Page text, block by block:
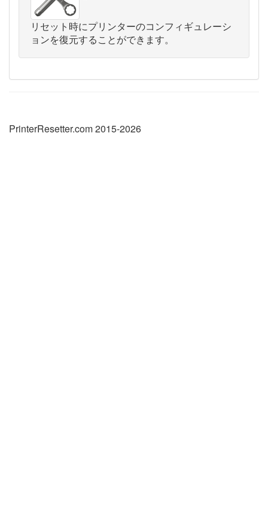
リセット時にプリンターのコンフィギュレーシ
ョンを復元することができます。
PrinterResetter.com 2015-2026